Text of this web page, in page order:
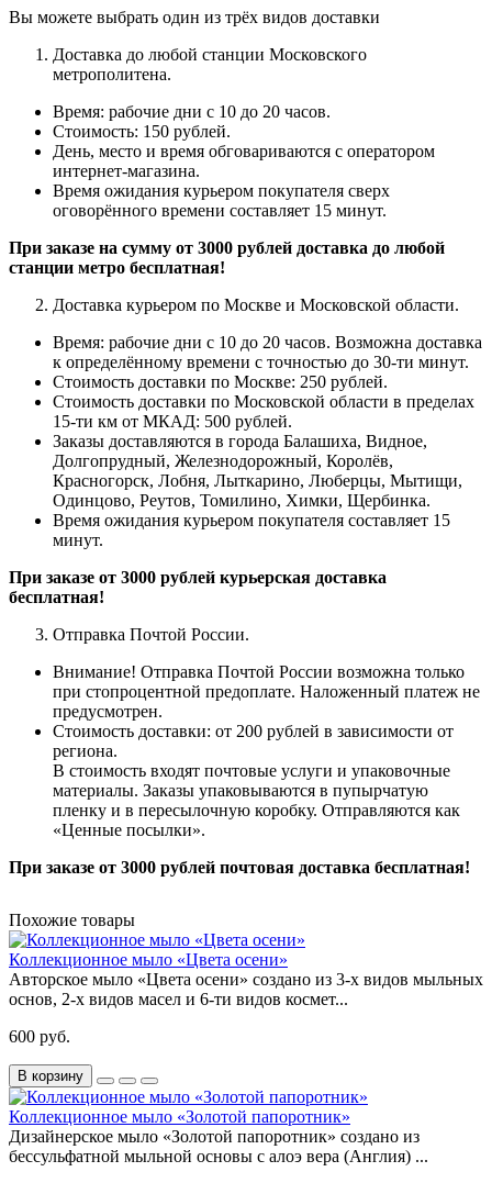
Вы можете выбрать один из трёх видов доставки
Доставка до любой станции Московского
метрополитена.
Время: рабочие дни с 10 до 20 часов.
Стоимость: 150 рублей.
День, место и время обговариваются с оператором
интернет-магазина.
Время ожидания курьером покупателя сверх
оговорённого времени составляет 15 минут.
При заказе на сумму от 3000 рублей доставка до любой
станции метро бесплатная!
Доставка курьером по Москве и Московской области.
Время: рабочие дни с 10 до 20 часов. Возможна доставка
к определённому времени с точностью до 30-ти минут.
Стоимость доставки по Москве: 250 рублей.
Стоимость доставки по Московской области в пределах
15-ти км от МКАД: 500 рублей.
Заказы доставляются в города Балашиха, Видное,
Долгопрудный, Железнодорожный, Королёв,
Красногорск, Лобня, Лыткарино, Люберцы, Мытищи,
Одинцово, Реутов, Томилино, Химки, Щербинка.
Время ожидания курьером покупателя составляет 15
минут.
При заказе от 3000 рублей курьерская доставка
бесплатная!
Отправка Почтой России.
Внимание! Отправка Почтой России возможна только
при стопроцентной предоплате. Наложенный платеж не
предусмотрен.
Стоимость доставки: от 200 рублей в зависимости от
региона.
В стоимость входят почтовые услуги и упаковочные
материалы. Заказы упаковываются в пупырчатую
пленку и в пересылочную коробку. Отправляются как
«Ценные посылки».
При заказе от 3000 рублей почтовая доставка бесплатная!
Похожие товары
Коллекционное мыло «Цвета осени»
Авторское мыло «Цвета осени» создано из 3-х видов мыльных
основ, 2-х видов масел и 6-ти видов космет...
600 руб.
В корзину
Коллекционное мыло «Золотой папоротник»
Дизайнерское мыло «Золотой папоротник» создано из
бессульфатной мыльной основы с алоэ вера (Англия) ...